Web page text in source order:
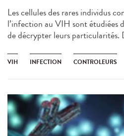
Les cellules des rares individus
l’infection au VIH sont étudiées
de décrypter leurs particularités.
VIH INFECTION CONTROLEURS